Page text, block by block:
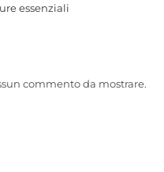
essenziali
commento da mostrare.